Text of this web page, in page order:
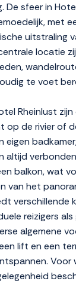
De sfeer in
met
uitstraling
locatie
te voet
Rheinlust
op de rivier of
eigen
altijd
balkon, wat
van het
verschillende
reizigers
algemene
lift en een
Voor